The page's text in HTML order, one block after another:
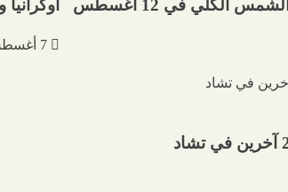
الكلي في 12 أغسطس
7 أغسطس، 2026